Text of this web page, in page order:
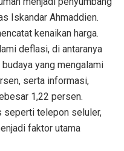
Iskandar Ahmaddien.
kenaikan harga.
deflasi, di antaranya
yang mengalami
serta informasi,
1,22 persen.
seperti telepon seluler,
faktor utama